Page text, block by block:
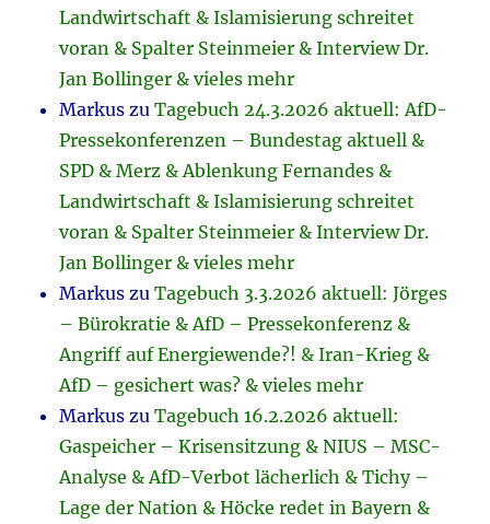
Landwirtschaft & Islamisierung schreitet
voran & Spalter Steinmeier & Interview Dr.
Jan Bollinger & vieles mehr
Markus zuTagebuch 24.3.2026 aktuell: AfD-
Pressekonferenzen – Bundestag aktuell &
SPD & Merz & Ablenkung Fernandes &
Landwirtschaft & Islamisierung schreitet
voran & Spalter Steinmeier & Interview Dr.
Jan Bollinger & vieles mehr
Markus zuTagebuch 3.3.2026 aktuell: Jörges
– Bürokratie & AfD – Pressekonferenz &
Angriff auf Energiewende?! & Iran-Krieg &
AfD – gesichert was? & vieles mehr
Markus zuTagebuch 16.2.2026 aktuell:
Gaspeicher – Krisensitzung & NIUS – MSC-
Analyse & AfD-Verbot lächerlich & Tichy –
Lage der Nation & Höcke redet in Bayern &